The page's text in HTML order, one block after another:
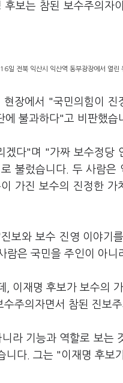
보는 참된 보수주의자
일 전북 익산시 익산역 동부광장에서 열
장에서 "국민의힘이 진
에 불과하다"고 비판했습
다"며 "가짜 보수정당
불렀습니다. 두 사람
가진 보수의 진정한
보와 보수 진영 이야기
은 국민을 주인이 아니
, 이재명 후보가 보수의
주의자면서 참된 진보
라 기능과 역할로 보는
니다. 그는 "이재명 후보